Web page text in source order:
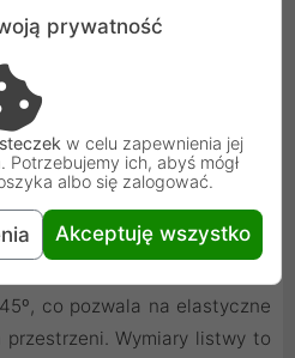
dotyczące wtyczek, gniazd
ISO 9001, ISO 14001 i ISO
jakości oraz dbałości o
i środowisko.
co pozwala na elastyczne
Wymiary listwy to
prywatność
w celu zapewnienia jej
Potrzebujemy ich, abyś mógł
albo się zalogować.
Akceptuję wszystko